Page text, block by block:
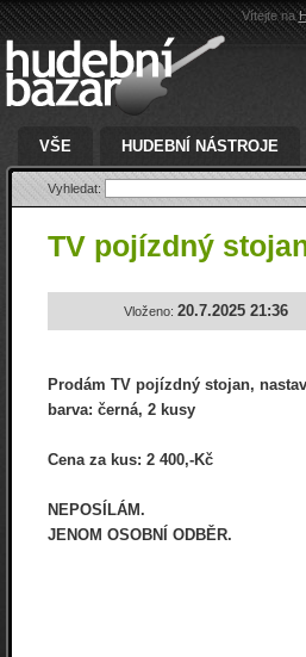
Vítejte na
VŠE HUDEBNÍ NÁSTROJE
Vyhledat:
TV pojízdný
Vloženo: 20.7.2025 21:36
Prodám TV pojízdný stojan,
barva: černá, 2 kusy
Cena za kus: 2 400,-Kč
NEPOSÍLÁM.
JENOM OSOBNÍ ODBĚR.